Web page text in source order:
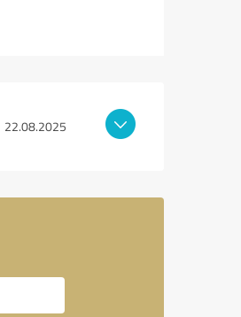
22.08.2025